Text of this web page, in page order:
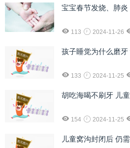
宝宝春节发烧、肺炎
113 2024-11-26
孩子睡觉为什么磨牙
133 2024-11-25
胡吃海喝不刷牙 儿
154 2024-11-25
儿童窝沟封闭后 仍